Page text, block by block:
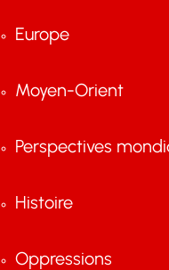
Europe
Moyen-Orient
Perspectives
Histoire
Oppressions